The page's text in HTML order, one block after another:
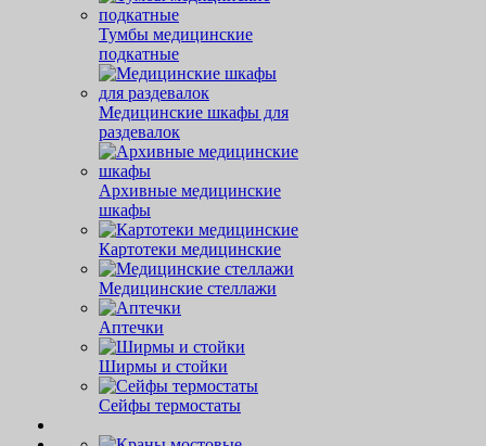
Тумбы медицинские
подкатные
Медицинские шкафы для
раздевалок
Архивные медицинские
шкафы
Картотеки медицинские
Медицинские стеллажи
Аптечки
Ширмы и стойки
Сейфы термостаты